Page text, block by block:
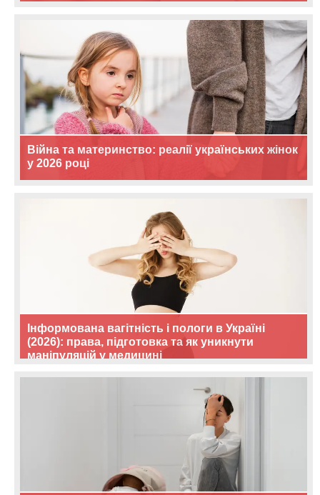
Війна та материнство: реалії українських жінок
у 2026 році
Інформована вагітність і пологи в Україні
(2026): права, підготовка та як уникнути
маніпуляцій у медицині